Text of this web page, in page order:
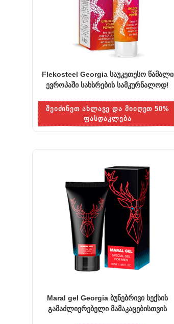
Flekosteel Georgia საუკეთესო წამალი
ევროპაში სახსრების სამკურნალოდ!
ᲨᲔᲘᲫᲘᲜᲔᲗ ᲐᲮᲚᲐᲕᲔ ᲓᲐ ᲛᲘᲘᲦᲔᲗ 50%
ᲤᲐᲡᲓᲐᲙᲚᲔᲑᲐ
Maral gel Georgia ბუნებრივი სექსის
გამაძლიერებელი მამაკაცებისთვის